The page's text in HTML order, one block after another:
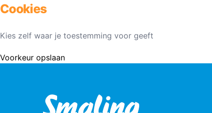
Cookies
Kies zelf waar je toestemming voor geeft
Voorkeur opslaan